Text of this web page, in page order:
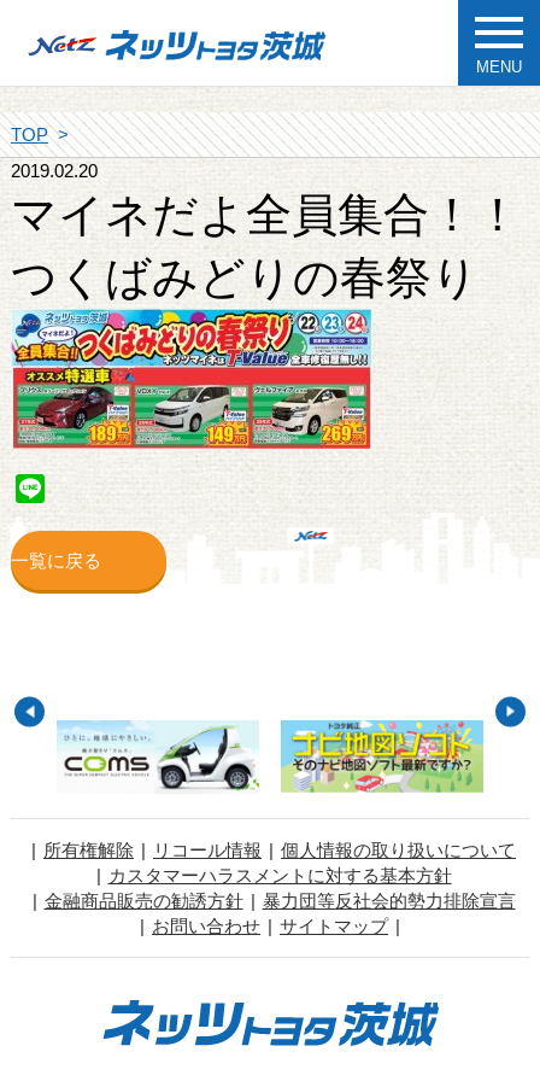
MENU
TOP
2019.02.20
マイネだよ全員集合！！
つくばみどりの春祭り
Line
一覧に戻る
所有権解除 リコール情報
個人情報の取り扱いについて
カスタマーハラスメントに対する基本方針
金融商品販売の勧誘方針
暴力団等反社会的勢力排除宣言
お問い合わせ
サイトマップ